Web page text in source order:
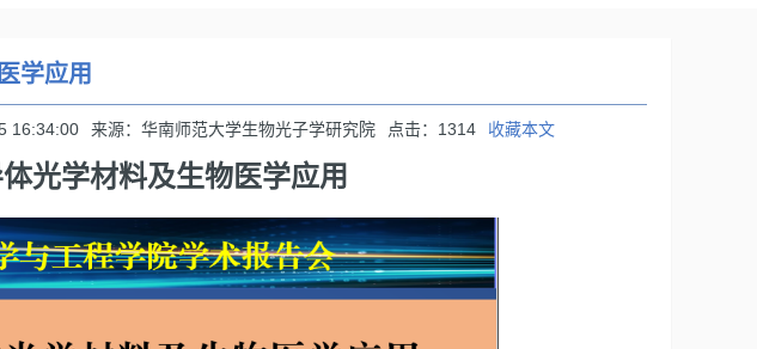
学应用
16:34:00 来源：华南师范大学生物光子学研究院 点击： 1314 收藏本文
光学材料及生物医学应用